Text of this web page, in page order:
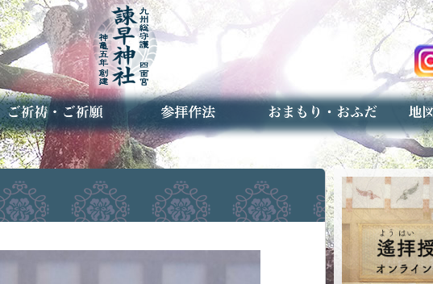
ご祈祷・ご祈願とは
安産祈願
初宮参り
七五三詣
長寿のお祝い
神前結婚式
厄祓い・方位除け
車のお祓い
地鎮祭
神葬祭（神式の葬儀） 神社とは
お参りの作法 授与品のご案内
お焚き上げ（古いお守りのお
アクセスマップ
予約者専用フォーム（事前受